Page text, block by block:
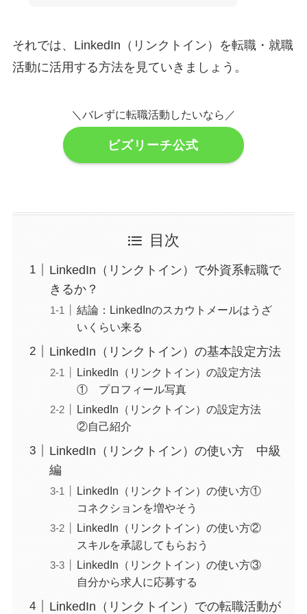
それでは、LinkedIn（リンクトイン）を転職・就職
活動に活用する方法を見ていきましょう。
＼バレずに転職活動したいなら／
ビズリーチ公式
目次
LinkedIn（リンクトイン）で外資系転職で
きるか？
結論：LinkedInのスカウトメールはうざ
いくらい来る
LinkedIn（リンクトイン）の基本設定方法
LinkedIn（リンクトイン）の設定方法
① プロフィール写真
LinkedIn（リンクトイン）の設定方法
②自己紹介
LinkedIn（リンクトイン）の使い方 中級
編
LinkedIn（リンクトイン）の使い方①
コネクションを増やそう
LinkedIn（リンクトイン）の使い方②
スキルを承認してもらおう
LinkedIn（リンクトイン）の使い方③
自分から求人に応募する
LinkedIn（リンクトイン）での転職活動が